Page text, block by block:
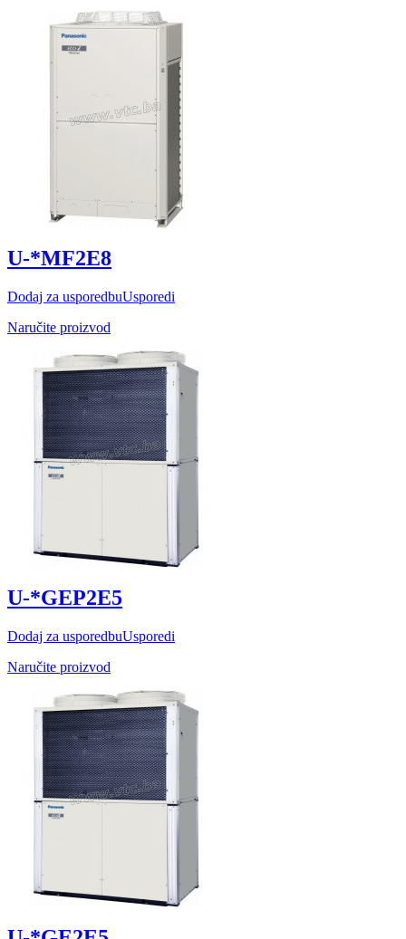
U-*MF2E8
Dodaj za usporedbuUsporedi
Naručite proizvod
U-*GEP2E5
Dodaj za usporedbuUsporedi
Naručite proizvod